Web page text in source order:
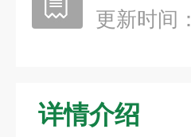
更新时间：
详情介绍